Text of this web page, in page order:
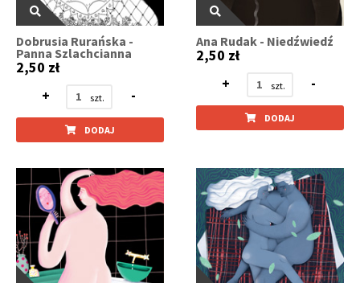
Dobrusia Rurańska -
Panna Szlachcianna
2,50 zł
+
-
DODAJ
Ana Rudak - Niedźwiedź
2,50 zł
+
-
DODAJ